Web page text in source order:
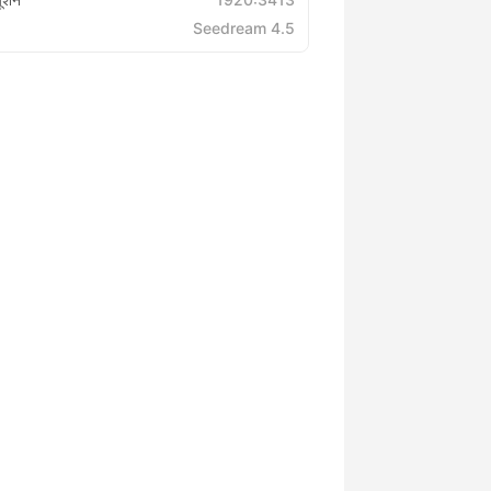
Seedream 4.5